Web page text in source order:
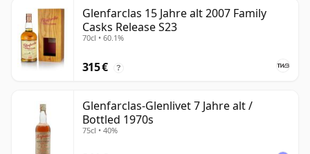
Glenfarclas 15 Jahre alt 2007 Family
Casks Release S23
70cl • 60.1%
315 € ?
Glenfarclas-Glenlivet 7 Jahre alt /
Bottled 1970s
75cl • 40%